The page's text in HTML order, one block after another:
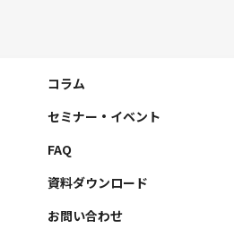
コラム
セミナー・イベント
FAQ
資料ダウンロード
お問い合わせ